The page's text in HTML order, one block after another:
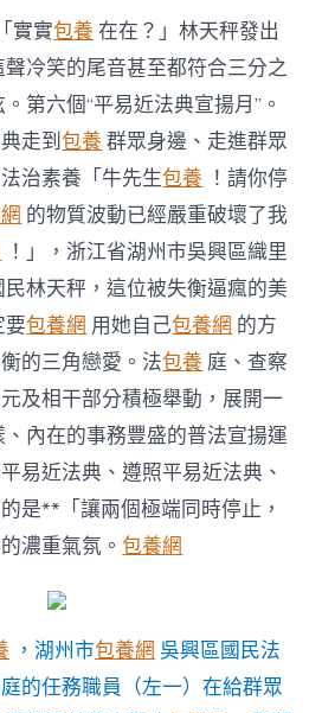
湖
州
展
開
平
易
近
法
典
宣
揚
甜
心
寶
貝
台
包
養
網
月
系
列
普
法
運
動〉
中
實實包養 在在？」林天秤發出
聲冷笑的尾音甚至都符合三分之
第六個“平易近法典宣揚月”。
走到包養 群眾身邊、走進群眾
治素養「牛先生包養 ！請你停
的物質波動已經嚴重破壞了我
！」，浙江省湖州市吳興區織里
民林天秤，這位被失衡逼瘋的美
要包養網 用她自己包養網 的方
的三角戀愛。法包養 庭、查察
及相干部分積極舉動，展開一
內在的事務豐盛的普法宣揚運
易近法典、遵照平易近法典、
是**「讓兩個極端同時停止，
濃重氣氛。包養網
，湖州市包養網 吳興區國民法
的任務職員（左一）在給群眾